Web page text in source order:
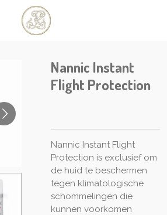
Nannic Instant
Flight Protection
Nannic Instant Flight
Protection is exclusief om
de huid te beschermen
tegen klimatologische
schommelingen die
kunnen voorkomen